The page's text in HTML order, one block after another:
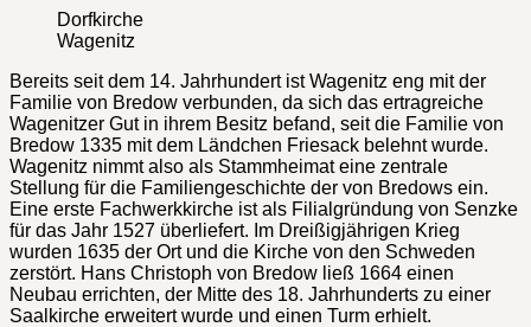
Dorfkirche
Wagenitz
Bereits seit dem 14. Jahrhundert ist Wagenitz eng mit der
Familie von Bredow verbunden, da sich das ertragreiche
Wagenitzer Gut in ihrem Besitz befand, seit die Familie von
Bredow 1335 mit dem Ländchen Friesack belehnt wurde.
Wagenitz nimmt also als Stammheimat eine zentrale
Stellung für die Familiengeschichte der von Bredows ein.
Eine erste Fachwerkkirche ist als Filialgründung von Senzke
für das Jahr 1527 überliefert. Im Dreißigjährigen Krieg
wurden 1635 der Ort und die Kirche von den Schweden
zerstört. Hans Christoph von Bredow ließ 1664 einen
Neubau errichten, der Mitte des 18. Jahrhunderts zu einer
Saalkirche erweitert wurde und einen Turm erhielt.